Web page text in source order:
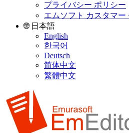
プライバシー ポリシー
エムソフト カスタマー
🌐 日本語
English
한국어
Deutsch
简体中文
繁體中文